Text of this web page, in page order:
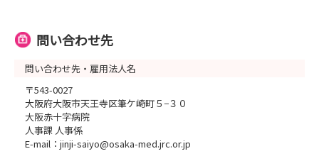
問い合わせ先
問い合わせ先・雇用法人名
〒543-0027
大阪府大阪市天王寺区筆ケ崎町５−３０
大阪赤十字病院
人事課 人事係
E-mail：jinji-saiyo@osaka-med.jrc.or.jp